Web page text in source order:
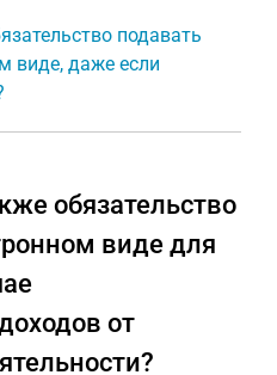
подавать
виде, даже если
обязательство
виде для
от